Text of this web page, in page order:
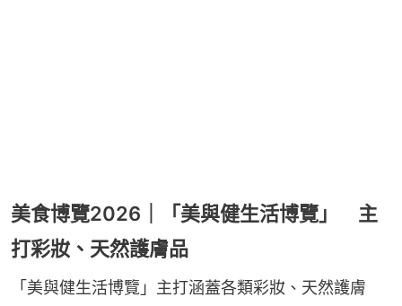
美食博覽2026｜「美與健生活博覽」 主
打彩妝、天然護膚品
「美與健生活博覽」主打涵蓋各類彩妝、天然護膚